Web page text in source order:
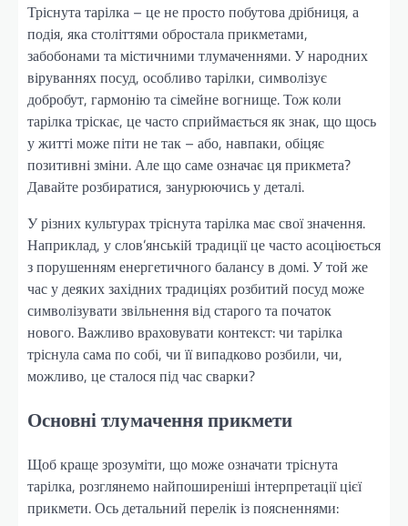
Тріснута тарілка – це не просто побутова дрібниця, а
подія, яка століттями обростала прикметами,
забобонами та містичними тлумаченнями. У народних
віруваннях посуд, особливо тарілки, символізує
добробут, гармонію та сімейне вогнище. Тож коли
тарілка тріскає, це часто сприймається як знак, що щось
у житті може піти не так – або, навпаки, обіцяє
позитивні зміни. Але що саме означає ця прикмета?
Давайте розбиратися, занурюючись у деталі.
У різних культурах тріснута тарілка має свої значення.
Наприклад, у слов’янській традиції це часто асоціюється
з порушенням енергетичного балансу в домі. У той же
час у деяких західних традиціях розбитий посуд може
символізувати звільнення від старого та початок
нового. Важливо враховувати контекст: чи тарілка
тріснула сама по собі, чи її випадково розбили, чи,
можливо, це сталося під час сварки?
Основні тлумачення прикмети
Щоб краще зрозуміти, що може означати тріснута
тарілка, розглянемо найпоширеніші інтерпретації цієї
прикмети. Ось детальний перелік із поясненнями: